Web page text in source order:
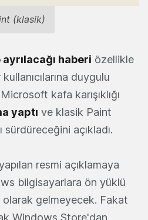
(klasik)
haberi özellikle
duygulu
kafa karışıklığı
yaptı ve klasik Paint
sürdüreceğini açıkladı.
resmi açıklamaya
bilgisayarlara ön yüklü
gelmeyecek. Fakat
Windows Store'dan